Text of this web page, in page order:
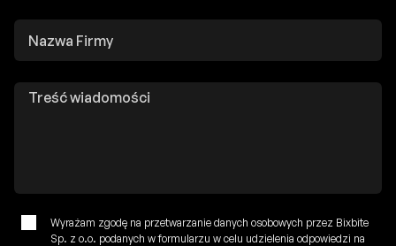
Wyrażam zgodę na przetwarzanie danych osobowych przez Bixbite
Sp. z o.o. podanych w formularzu w celu udzielenia odpowiedzi na